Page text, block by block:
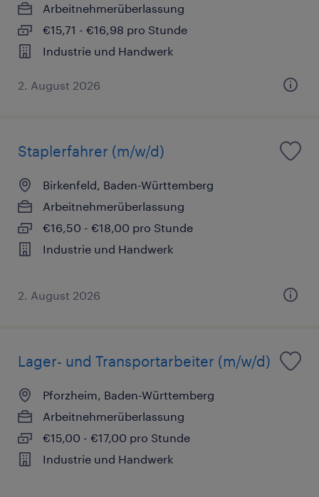
Arbeitnehmerüberlassung
€15,71 - €16,98 pro Stunde
Industrie und Handwerk
2. August 2026
Staplerfahrer (m/w/d)
Birkenfeld, Baden-Württemberg
Arbeitnehmerüberlassung
€16,50 - €18,00 pro Stunde
Industrie und Handwerk
2. August 2026
Lager- und Transportarbeiter (m/w/d)
Pforzheim, Baden-Württemberg
Arbeitnehmerüberlassung
€15,00 - €17,00 pro Stunde
Industrie und Handwerk